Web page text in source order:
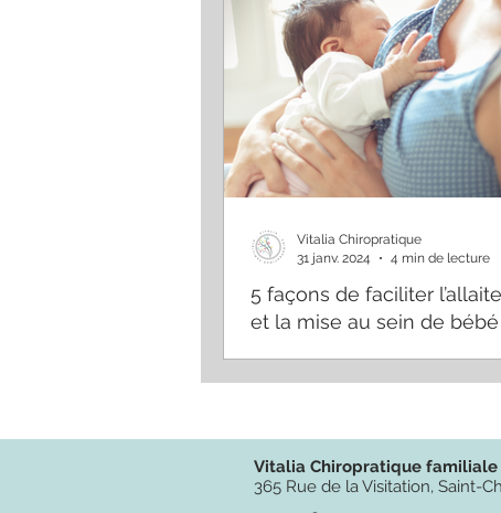
5 façons de faciliter
et la mise au sein de bébé
Vitalia Chiropratique
31 janv. 2024
4 min de lecture
Vitalia Chiropratique familiale
365 Rue de la Visitation, Saint-